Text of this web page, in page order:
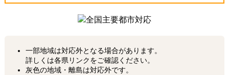
一部地域は対応外となる場合があります。
詳しくは各県リンクをご確認ください。
灰色の地域・離島は対応外です。